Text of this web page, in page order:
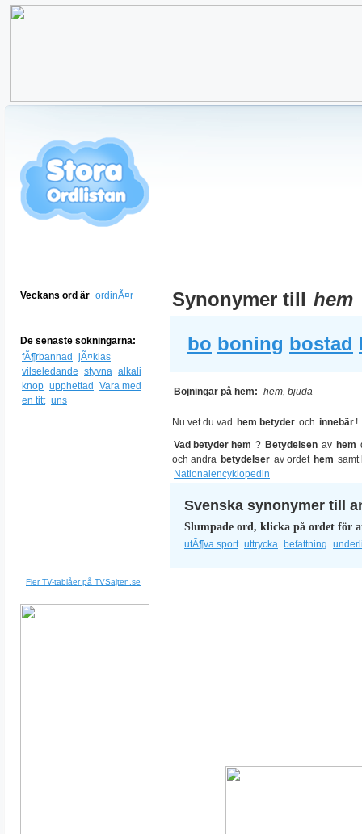
Veckans ord är ordinÃ¤r
De senaste sökningarna:
fÃ¶rbannad
jÃ¤klas
vilseledande styvna alkali
knop upphettad
Vara med
en titt uns
Fler TV-tablåer på TVSajten.se
Synonymer till hem
bo boning bostad
Böjningar på hem: hem, bjuda
Nu vet du vad hem betyder och innebär !
Vad betyder hem ? Betydelsen av hem
och andra betydelser av ordet hem samt
Nationalencyklopedin
Svenska synonymer till
Slumpade ord, klicka på ordet för
utÃ¶va sport uttrycka befattning